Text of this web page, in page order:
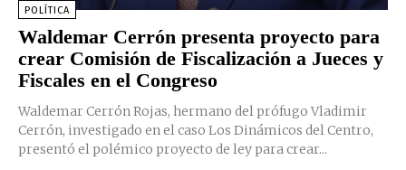
POLÍTICA
Waldemar Cerrón presenta proyecto para
crear Comisión de Fiscalización a Jueces y
Fiscales en el Congreso
Waldemar Cerrón Rojas, hermano del prófugo Vladimir
Cerrón, investigado en el caso Los Dinámicos del Centro,
presentó el polémico proyecto de ley para crear...